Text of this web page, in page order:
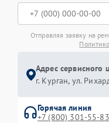
Отправляя заявку на
Адрес сервисного
г. Курган, ул.
Горячая линия
+7 (800) 301-55-83